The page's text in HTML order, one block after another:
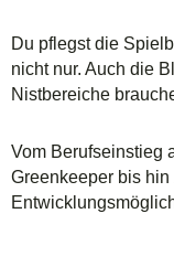
Du pflegst die
nicht nur. Auch die
Nistbereiche
Vom Berufseinstieg
Greenkeeper bis